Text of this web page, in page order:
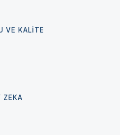
VE KALITE
ZEKA